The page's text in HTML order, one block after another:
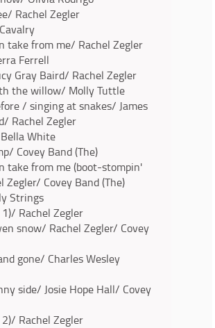
Rachel Zegler
take from me/ Rachel Zegler
Ferrell
Gray Baird/ Rachel Zegler
the willow/ Molly Tuttle
/ singing at snakes/ James
Rachel Zegler
White
Covey Band (The)
take from me (boot-stompin'
Zegler/ Covey Band (The)
Strings
Rachel Zegler
snow/ Rachel Zegler/ Covey
gone/ Charles Wesley
side/ Josie Hope Hall/ Covey
Rachel Zegler